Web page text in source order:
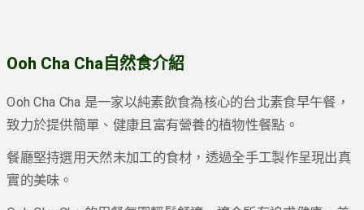
Ooh Cha Cha自然食介紹
Ooh Cha Cha 是一家以純素飲食為核心的台北素食早午餐，
致力於提供簡單、健康且富有營養的植物性餐點。
餐廳堅持選用天然未加工的食材，透過全手工製作呈現出真
實的美味。